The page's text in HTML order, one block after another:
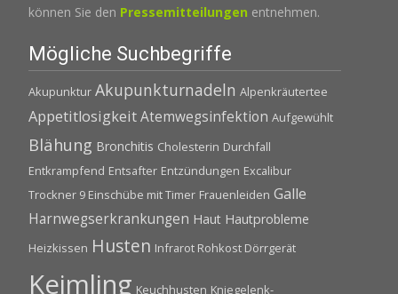
können Sie den Pressemitteilungen entnehmen.
Mögliche Suchbegriffe
Akupunktur Akupunkturnadeln Alpenkräutertee
AppetitlosigkeitAtemwegsinfektion Aufgewühlt
Blähung Bronchitis Cholesterin Durchfall
Entkrampfend Entsafter Entzündungen Excalibur
Trockner 9 Einschübe mit Timer Frauenleiden Galle
Harnwegserkrankungen Haut Hautprobleme
Heizkissen Husten Infrarot Rohkost Dörrgerät
Keimling Keuchhusten Kniegelenk-